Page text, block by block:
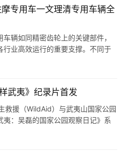
专用车一文理清专用车辆全
辆如同精密齿轮上的关键部件，
业高效运行的重要支撑。不同于
武夷》纪录片首发
救援（WildAid）与武夷山国家公园
：吴磊的国家公园观察日记》系